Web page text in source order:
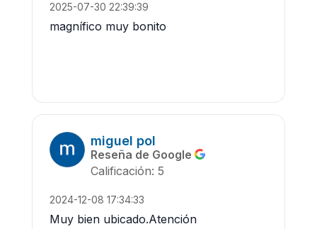
2025-07-30 22:39:39
magnífico muy bonito
miguel pol
Reseña de Google
Calificación: 5
2024-12-08 17:34:33
Muy bien ubicado.Atención